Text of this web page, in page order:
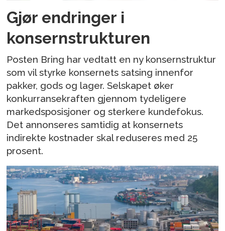
Gjør endringer i
konsernstrukturen
Posten Bring har vedtatt en ny konsernstruktur
som vil styrke konsernets satsing innenfor
pakker, gods og lager. Selskapet øker
konkurransekraften gjennom tydeligere
markedsposisjoner og sterkere kundefokus.
Det annonseres samtidig at konsernets
indirekte kostnader skal reduseres med 25
prosent.